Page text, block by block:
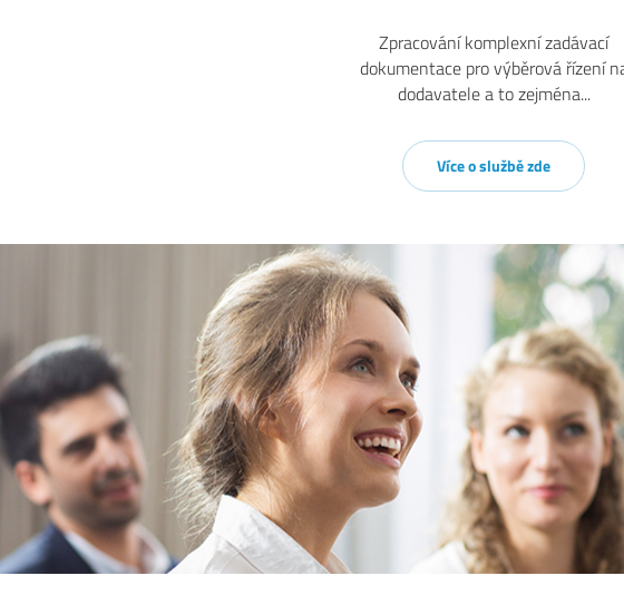
Zpracování komplexní zadávací
dokumentace pro výběrová řízení
dodavatele a to zejména...
Více o službě zde